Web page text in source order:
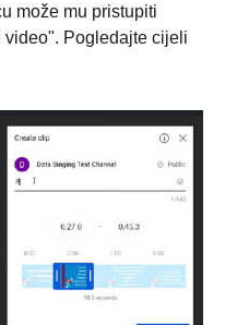
može mu pristupiti
Pogledajte cijeli